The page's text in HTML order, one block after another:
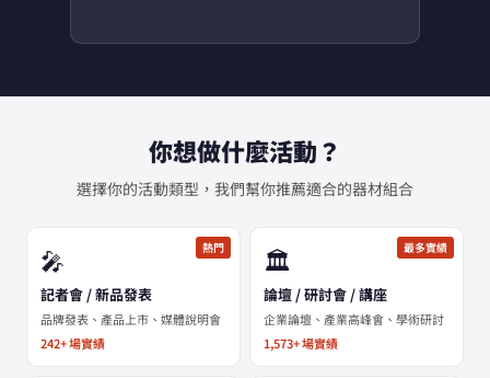
你想做什麼活動？
選擇你的活動類型，我們幫你推薦適合的器材組合
熱門
🎤
記者會 / 新品發表
品牌發表、產品上市、媒體說明會
242+ 場實績
最多實績
🏛️
論壇 / 研討會 / 講座
企業論壇、產業高峰會、學術研討
1,573+ 場實績